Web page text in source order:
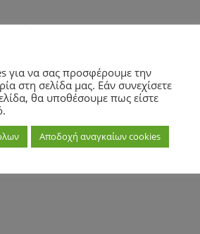
για να σας προσφέρουμε την
στη σελίδα μας. Εάν συνεχίσετε
θα υποθέσουμε πως είστε
Αποδοχή αναγκαίων cookies